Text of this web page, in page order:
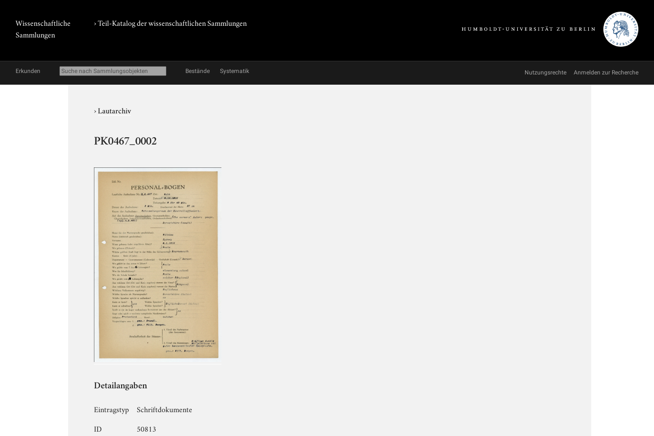
Wissenschaftliche
Sammlungen
› Teil-Katalog der wissenschaftlichen Sammlungen
Erkunden Bestände Systematik Nutzungsrechte Anmelden zur Recherche
›Lautarchiv
PK0467_0002
Detailangaben
Eintragstyp
Schriftdokumente
ID
50813